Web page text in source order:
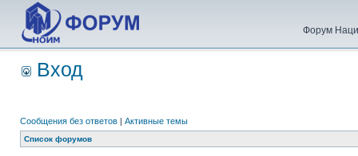
Форум
Вход
Сообщения без ответов | Активные темы
Список форумов